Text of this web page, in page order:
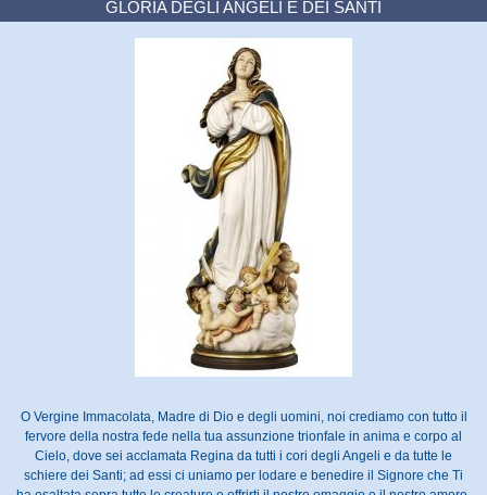
GLORIA DEGLI ANGELI E DEI SANTI
O Vergine Immacolata, Madre di Dio e degli uomini, noi crediamo con tutto il
fervore della nostra fede nella tua assunzione trionfale in anima e corpo al
Cielo, dove sei acclamata Regina da tutti i cori degli Angeli e da tutte le
schiere dei Santi; ad essi ci uniamo per lodare e benedire il Signore che Ti